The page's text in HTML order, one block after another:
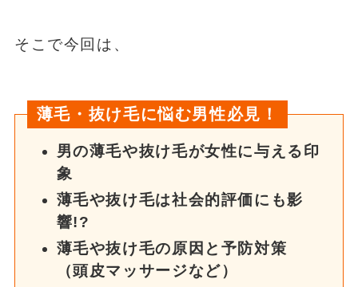
そこで今回は、
薄毛・抜け毛に悩む男性必見！
男の薄毛や抜け毛が女性に与える印
象
薄毛や抜け毛は社会的評価にも影
響!?
薄毛や抜け毛の原因と予防対策
（頭皮マッサージなど）